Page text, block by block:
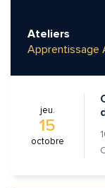
Ateliers
Apprentissage
jeu.
15
octobre